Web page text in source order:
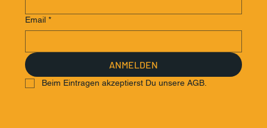
Email *
ANMELDEN
Beim Eintragen akzeptierst Du unsere AGB.